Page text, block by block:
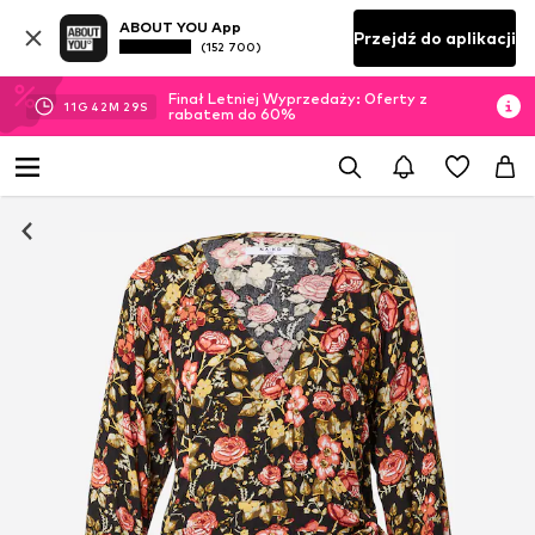
ABOUT YOU App
(152 700) Przejdź do aplikacji
11 G 42M 29S
Finał Letniej Wyprzedaży: Oferty z
rabatem do 60%